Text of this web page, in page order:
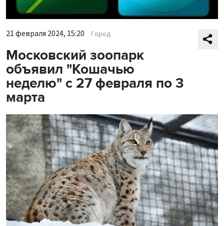
21 февраля 2024, 15:20 Город
Московский зоопарк
объявил "Кошачью
неделю" с 27 февраля по 3
марта